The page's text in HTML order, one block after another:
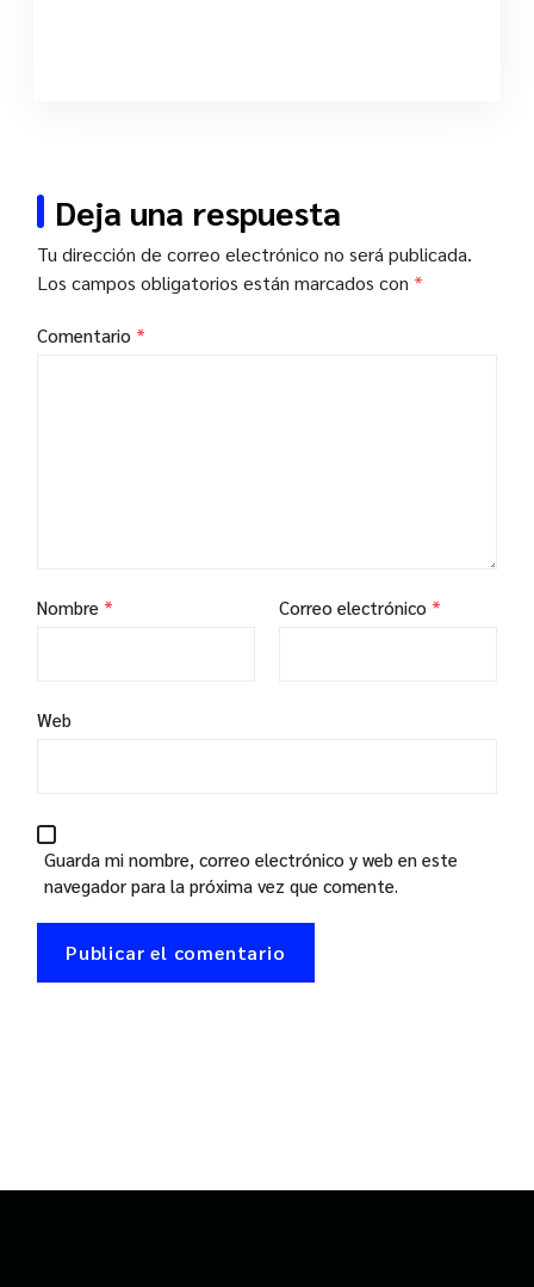
Deja una respuesta
Tu dirección de correo electrónico no será publicada.
Los campos obligatorios están marcados con *
Comentario *
Nombre * Correo electrónico *
Web
Guarda mi nombre, correo electrónico y web en este
navegador para la próxima vez que comente.